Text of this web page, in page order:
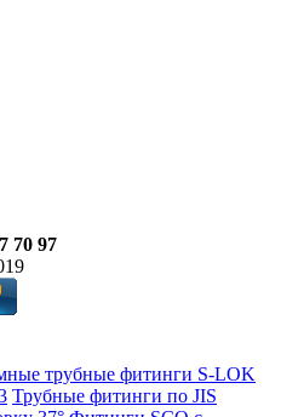
70 97
трубные фитинги S-LOK
Трубные фитинги по JIS